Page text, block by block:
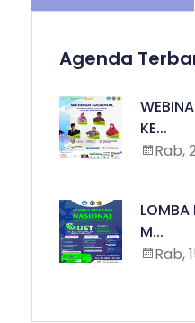
Agenda
KE...
Rab,
LOMBA
M...
Rab,